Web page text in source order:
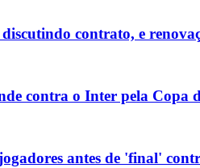
contrato, e
contra o Inter pela Copa
antes de 'final'